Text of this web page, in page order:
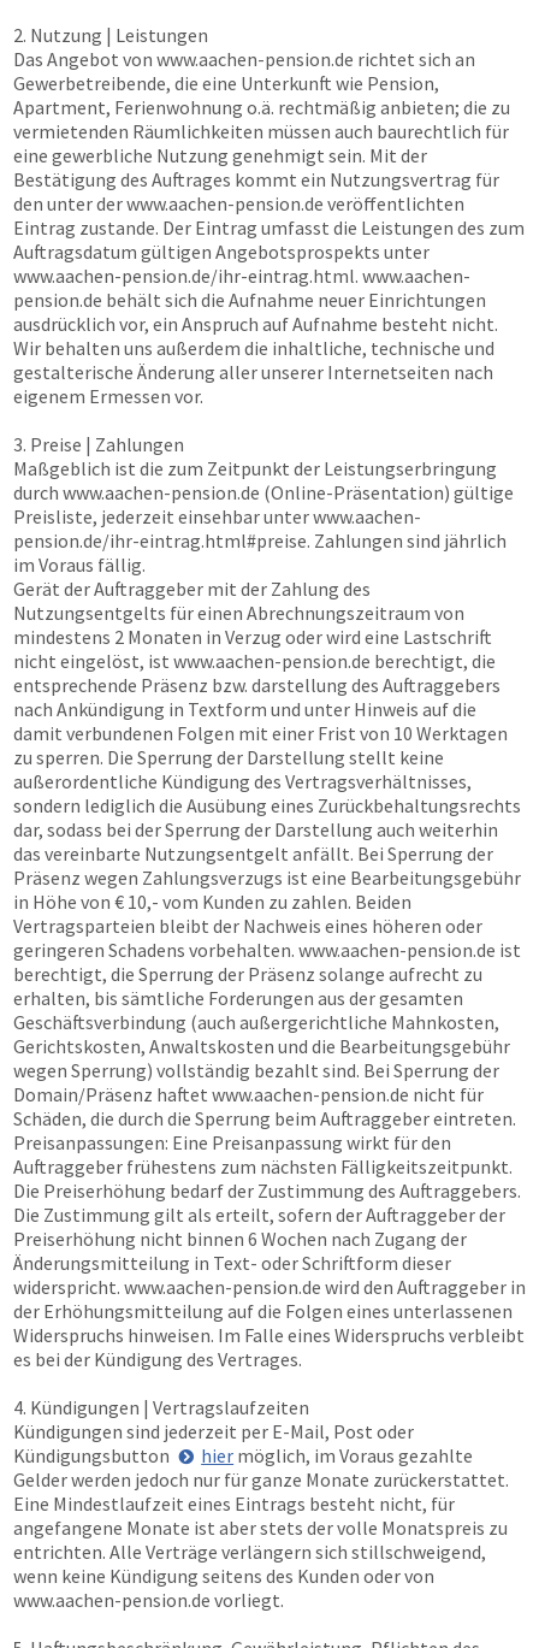
2. Nutzung | Leistungen
Das Angebot von www.aachen-pension.de richtet sich an
Gewerbetreibende, die eine Unterkunft wie Pension,
Apartment, Ferienwohnung o.ä. rechtmäßig anbieten; die zu
vermietenden Räumlichkeiten müssen auch baurechtlich für
eine gewerbliche Nutzung genehmigt sein. Mit der
Bestätigung des Auftrages kommt ein Nutzungsvertrag für
den unter derwww.aachen-pension.de veröffentlichten
Eintrag zustande. Der Eintrag umfasst die Leistungen des zum
Auftragsdatum gültigen Angebotsprospekts unter
www.aachen-pension.de/ihr-eintrag.html. www.aachen-
pension.de behält sich die Aufnahme neuer Einrichtungen
ausdrücklich vor, ein Anspruch auf Aufnahme besteht nicht.
Wir behalten uns außerdem die inhaltliche, technische und
gestalterische Änderung aller unserer Internetseiten nach
eigenem Ermessen vor.
3. Preise | Zahlungen
Maßgeblich ist die zum Zeitpunkt der Leistungserbringung
durch www.aachen-pension.de (Online-Präsentation) gültige
Preisliste, jederzeit einsehbar unterwww.aachen-
pension.de/ihr-eintrag.html#preise. Zahlungen sind jährlich
im Voraus fällig.
Gerät der Auftraggeber mit der Zahlung des
Nutzungsentgelts für einen Abrechnungszeitraum von
mindestens 2 Monaten in Verzug oder wird eine Lastschrift
nicht eingelöst, ist www.aachen-pension.de berechtigt, die
entsprechende Präsenz bzw. darstellung des Auftraggebers
nach Ankündigung in Textform und unter Hinweis auf die
damit verbundenen Folgen mit einer Frist von 10 Werktagen
zu sperren. Die Sperrung der Darstellung stellt keine
außerordentliche Kündigung des Vertragsverhältnisses,
sondern lediglich die Ausübung eines Zurückbehaltungsrechts
dar, sodass bei der Sperrung der Darstellung auch weiterhin
das vereinbarte Nutzungsentgelt anfällt. Bei Sperrung der
Präsenz wegen Zahlungsverzugs ist eine Bearbeitungsgebühr
in Höhe von € 10,- vom Kunden zu zahlen. Beiden
Vertragsparteien bleibt der Nachweis eines höheren oder
geringeren Schadens vorbehalten. www.aachen-pension.de ist
berechtigt, die Sperrung der Präsenz solange aufrecht zu
erhalten, bis sämtliche Forderungen aus der gesamten
Geschäftsverbindung (auch außergerichtliche Mahnkosten,
Gerichtskosten, Anwaltskosten und die Bearbeitungsgebühr
wegen Sperrung) vollständig bezahlt sind. Bei Sperrung der
Domain/Präsenz haftet www.aachen-pension.de nicht für
Schäden, die durch die Sperrung beim Auftraggeber eintreten.
Preisanpassungen: Eine Preisanpassung wirkt für den
Auftraggeber frühestens zum nächsten Fälligkeitszeitpunkt.
Die Preiserhöhung bedarf der Zustimmung des Auftraggebers.
Die Zustimmung gilt als erteilt, sofern der Auftraggeber der
Preiserhöhung nicht binnen 6 Wochen nach Zugang der
Änderungsmitteilung in Text- oder Schriftform dieser
widerspricht. www.aachen-pension.de wird den Auftraggeber in
der Erhöhungsmitteilung auf die Folgen eines unterlassenen
Widerspruchs hinweisen. Im Falle eines Widerspruchs verbleibt
es bei der Kündigung des Vertrages.
4. Kündigungen | Vertragslaufzeiten
Kündigungen sind jederzeit per E-Mail, Post oder
Kündigungsbutton
hier möglich, im Voraus gezahlte
Gelder werden jedoch nur für ganze Monate zurückerstattet.
Eine Mindestlaufzeit eines Eintrags besteht nicht, für
angefangene Monate ist aber stets der volle Monatspreis zu
entrichten. Alle Verträge verlängern sich stillschweigend,
wenn keine Kündigung seitens des Kunden oder von
www.aachen-pension.de vorliegt.